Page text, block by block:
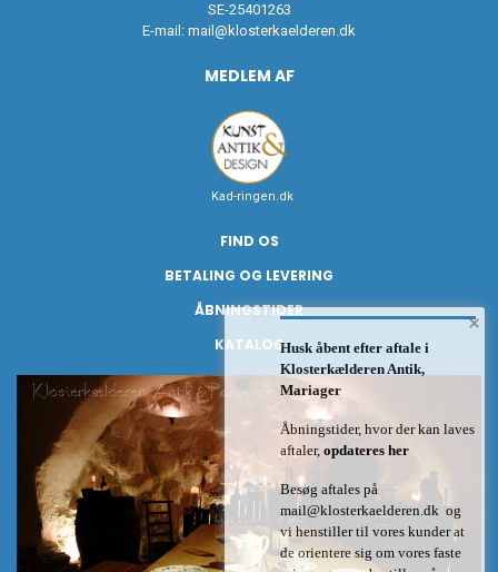
SE-25401263
E-mail: mail@klosterkaelderen.dk
MEDLEM AF
Kad-ringen.dk
FIND OS
BETALING OG LEVERING
ÅBNINGSTIDER
KATALOG
×
Husk åbent efter aftale i
Klosterkælderen Antik,
Mariager
Åbningstider, hvor der kan laves
aftaler, opdateres her
Besøg aftales på
mail@klosterkaelderen.dk og
vi henstiller til vores kunder at
de orientere sig om vores faste